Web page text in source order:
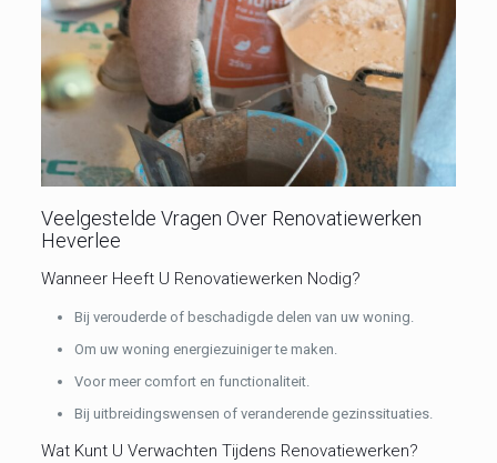
Veelgestelde Vragen Over Renovatiewerken
Heverlee
Wanneer Heeft U Renovatiewerken Nodig?
Bij verouderde of beschadigde delen van uw woning.
Om uw woning energiezuiniger te maken.
Voor meer comfort en functionaliteit.
Bij uitbreidingswensen of veranderende gezinssituaties.
Wat Kunt U Verwachten Tijdens Renovatiewerken?